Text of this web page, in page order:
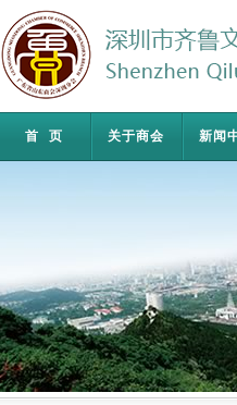
首页 关于商会 新闻